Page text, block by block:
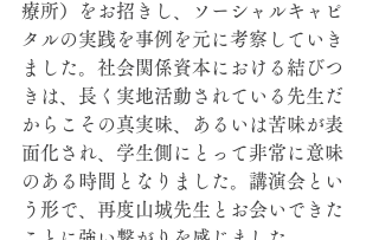
療所）をお招きし、ソーシャルキャピ
タルの実践を事例を元に考察していき
ました。社会関係資本における結びつ
きは、長く実地活動されている先生だ
からこその真実味、あるいは苦味が表
面化され、学生側にとって非常に意味
のある時間となりました。講演会とい
う形で、再度山城先生とお会いできた